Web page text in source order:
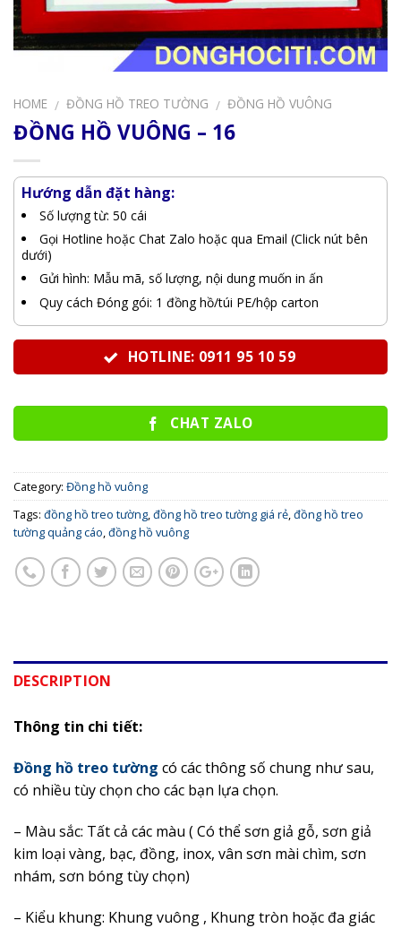
HOME / ĐỒNG HỒ TREO TƯỜNG / ĐỒNG HỒ VUÔNG
ĐỒNG HỒ VUÔNG – 16
Hướng dẫn đặt hàng:
Số lượng từ: 50 cái
Gọi Hotline hoặc Chat Zalo hoặc qua Email (Click nút bên
dưới)
Gửi hình: Mẫu mã, số lượng, nội dung muốn in ấn
Quy cách Đóng gói: 1 đồng hồ/túi PE/hộp carton
HOTLINE: 0911 95 10 59
CHAT ZALO
Category: Đồng hồ vuông
Tags: đồng hồ treo tường,đồng hồ treo tường giá rẻ,đồng hồ treo
tường quảng cáo,đồng hồ vuông
DESCRIPTION
Thông tin chi tiết:
Đồng hồ treo tường có các thông số chung như sau,
có nhiều tùy chọn cho các bạn lựa chọn.
– Màu sắc: Tất cả các màu ( Có thể sơn giả gỗ, sơn giả
kim loại vàng, bạc, đồng, inox, vân sơn mài chìm, sơn
nhám, sơn bóng tùy chọn)
– Kiểu khung: Khung vuông , Khung tròn hoặc đa giác